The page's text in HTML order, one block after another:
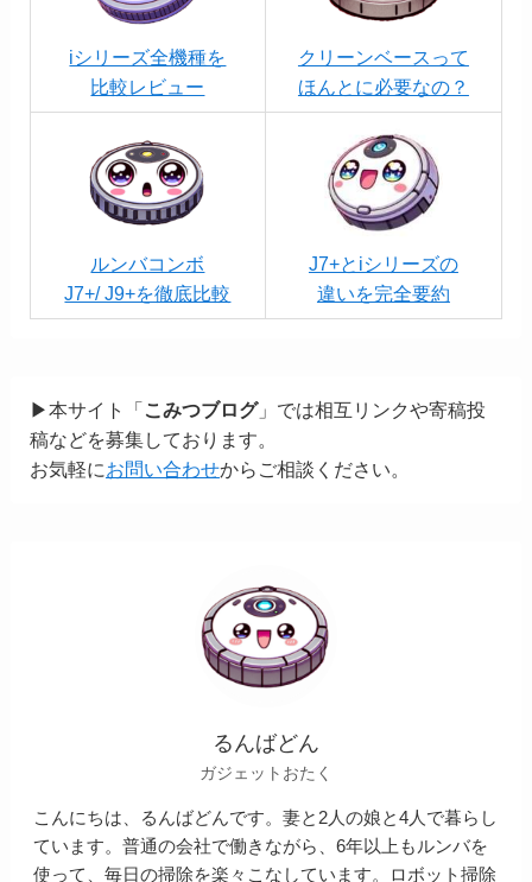
iシリーズ全機種を
比較レビュー
クリーンベースって
ほんとに必要なの？
ルンバコンボ
J7+/ J9+を徹底比較
J7+とiシリーズの
違いを完全要約
▶本サイト「こみつブログ」では相互リンクや寄稿投
稿などを募集しております。
お気軽にお問い合わせからご相談ください。
るんばどん
ガジェットおたく
こんにちは、るんばどんです。妻と2人の娘と4人で暮らし
ています。普通の会社で働きながら、6年以上もルンバを
使って、毎日の掃除を楽々こなしています。ロボット掃除